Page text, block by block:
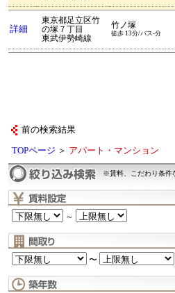
詳細
東京都足立区竹
の塚７丁目
東武伊勢崎線
竹ノ塚
徒歩 13分/バス-分
前の検索結果
TOPページ ＞ アパート・マンション
※賃料、こだわり条件
～
〜